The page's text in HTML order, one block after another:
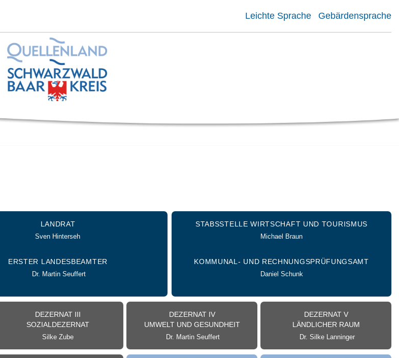
Leichte Sprache Gebärdensprache
LANDRAT
Sven Hinterseh
ERSTER LANDESBEAMTER
Dr. Martin Seuffert
STABSSTELLE WIRTSCHAFT UND TOURISMUS
Michael Braun
KOMMUNAL- UND RECHNUNGSPRÜFUNGSAMT
Daniel Schunk
DEZERNAT III
SOZIALDEZERNAT
Silke Zube
DEZERNAT IV
UMWELT UND GESUNDHEIT
Dr. Martin Seuffert
DEZERNAT V
LÄNDLICHER RAUM
Dr. Silke Lanninger